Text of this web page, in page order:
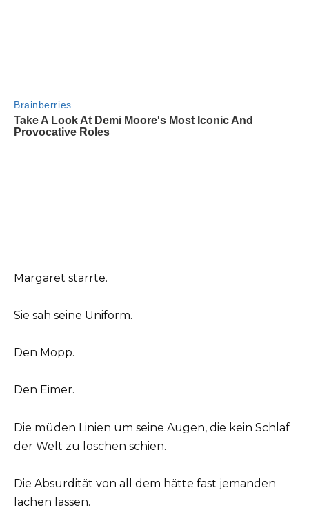
Margaret starrte.
Sie sah seine Uniform.
Den Mopp.
Den Eimer.
Die müden Linien um seine Augen, die kein Schlaf
der Welt zu löschen schien.
Die Absurdität von all dem hätte fast jemanden
lachen lassen.